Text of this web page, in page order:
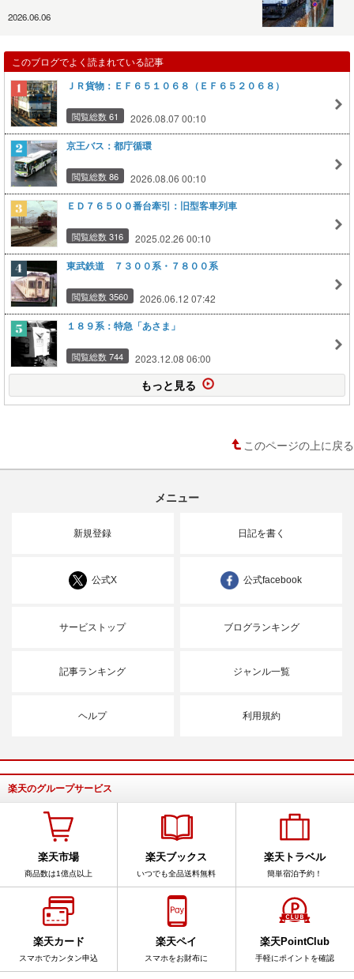
2026.06.06
このブログでよく読まれている記事
ＪＲ貨物：ＥＦ６５１０６８（ＥＦ６５２０６８）
閲覧総数 61 2026.08.07 00:10
京王バス：都庁循環
閲覧総数 86 2026.08.06 00:10
ＥＤ７６５００番台牽引：旧型客車列車
閲覧総数 316 2025.02.26 00:10
東武鉄道 ７３００系・７８００系
閲覧総数 3560 2026.06.12 07:42
１８９系：特急「あさま」
閲覧総数 744 2023.12.08 06:00
もっと見る
このページの上に戻る
メニュー
新規登録 日記を書く
公式X 公式facebook
サービストップ ブログランキング
記事ランキング ジャンル一覧
ヘルプ 利用規約
楽天のグループサービス
楽天市場
商品数は1億点以上
楽天ブックス
いつでも全品送料無料
楽天トラベル
簡単宿泊予約！
楽天カード
スマホでカンタン申込
楽天ペイ
スマホをお財布に
楽天PointClub
手軽にポイントを確認